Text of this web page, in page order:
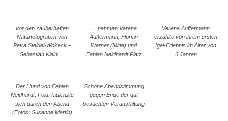
Vor den zauberhaften
Naturfotografien von
Petra Steidel-Wokeck +
Sebastian Klein …
… nahmen Verena
Auffermann, Florian
Werner (Mitte) und
Fabian Neidhardt Platz
Verena Auffermann
erzählte von ihrem ersten
Igel-Erlebnis im Alter von
6 Jahren
Der Hund von Fabian
Neidhardt, Pola, faulenzte
sich durch den Abend
(Fotos: Susanne Martin)
Schöne Abendstimmung
gegen Ende der gut
besuchten Veranstaltung